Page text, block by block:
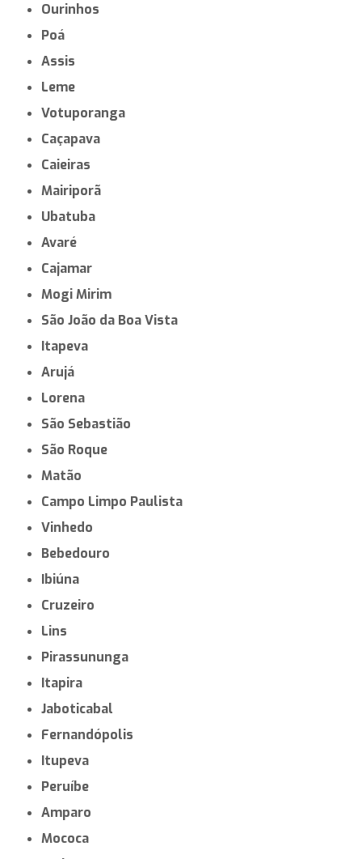
Valinhos
Tatuí
Barretos
Itatiba
Birigui
Jandira
Guaratinguetá
Catanduva
Várzea Paulista
Ribeirão Pires
Itanhaém
Cubatão
Paulínia
Ourinhos
Poá
Assis
Leme
Votuporanga
Caçapava
Caieiras
Mairiporã
Ubatuba
Avaré
Cajamar
Mogi Mirim
São João da Boa Vista
Itapeva
Arujá
Lorena
São Sebastião
São Roque
Matão
Campo Limpo Paulista